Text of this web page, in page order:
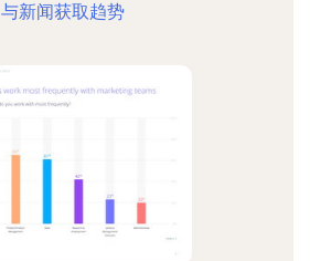
与新闻获取趋势